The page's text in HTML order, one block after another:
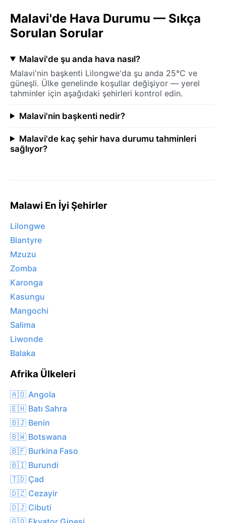
Malavi'de Hava Durumu — Sıkça
Sorulan Sorular
Malavi'de şu anda hava nasıl?
Malavi'nin başkenti Lilongwe'da şu anda 25°C ve
güneşli. Ülke genelinde koşullar değişiyor — yerel
tahminler için aşağıdaki şehirleri kontrol edin.
Malavi'nin başkenti nedir?
Malavi'de kaç şehir hava durumu tahminleri
sağlıyor?
Malawi En İyi Şehirler
Lilongwe
Blantyre
Mzuzu
Zomba
Karonga
Kasungu
Mangochi
Salima
Liwonde
Balaka
Afrika Ülkeleri
🇦🇴 Angola
🇪🇭 Batı Sahra
🇧🇯 Benin
🇧🇼 Botswana
🇧🇫 Burkina Faso
🇧🇮 Burundi
🇹🇩 Çad
🇩🇿 Cezayir
🇩🇯 Cibuti